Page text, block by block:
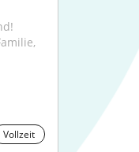
Sachbearbeitung (m/w/d) im Fachdienst Familie,
Vollzeit